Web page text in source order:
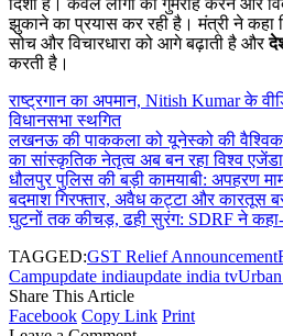
झुकाने का प्रयास कर रही है। मंत्री ने कहा
सोच और विचारधारा को आगे बढ़ाती है और
करती है।
राष्ट्रगान का अपमान, Nitish Kumar के
विधानसभा स्थगित
लखनऊ की पाककला को यूनेस्को की
का सांस्कृतिक नेतृत्व अब बन रहा विश्व एजेंडा
धौलपुर पुलिस की बड़ी कामयाबी: अपहरण
बदमाश गिरफ्तार, अवैध कट्टा और कारतूस
घुटनों तक कीचड़, ढही सुरंग: SDRF ने
TAGGED:GST Relief Announcement
Campupdate indiaupdate india tv
Share This Article
Facebook Copy Link Print